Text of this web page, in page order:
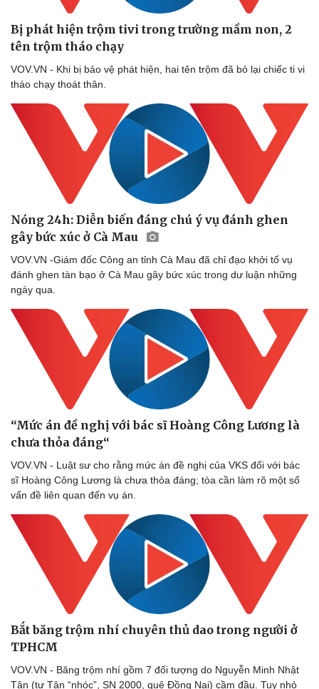
Dinh dưỡng - món ngon
Cây thuốc
Sản phụ khoa
Nhi khoa
Nam khoa
Làm đẹp - giảm cân
Ăn sạch sống khỏe
Đời sống
Nhà đẹp
Bị phát hiện trộm tivi trong trường mầm non, 2
tên trộm tháo chạy
VOV.VN - Khi bị bảo vệ phát hiện, hai tên trộm đã bỏ lại chiếc ti vi
tháo chạy thoát thân.
Nóng 24h: Diễn biến đáng chú ý vụ đánh ghen
gây bức xúc ở Cà Mau
VOV.VN -Giám đốc Công an tỉnh Cà Mau đã chỉ đạo khởi tố vụ
đánh ghen tàn bạo ở Cà Mau gây bức xúc trong dư luận những
ngày qua.
“Mức án đề nghị với bác sĩ Hoàng Công Lương là
chưa thỏa đáng“
VOV.VN - Luật sư cho rằng mức án đề nghị của VKS đối với bác
sĩ Hoàng Công Lương là chưa thỏa đáng; tòa cần làm rõ một số
vấn đề liên quan đến vụ án.
Bắt băng trộm nhí chuyên thủ dao trong người ở
TPHCM
VOV.VN - Băng trộm nhí gồm 7 đối tượng do Nguyễn Minh Nhật
Tân (tự Tân “nhóc”, SN 2000, quê Đồng Nai) cầm đầu. Tuy nhỏ